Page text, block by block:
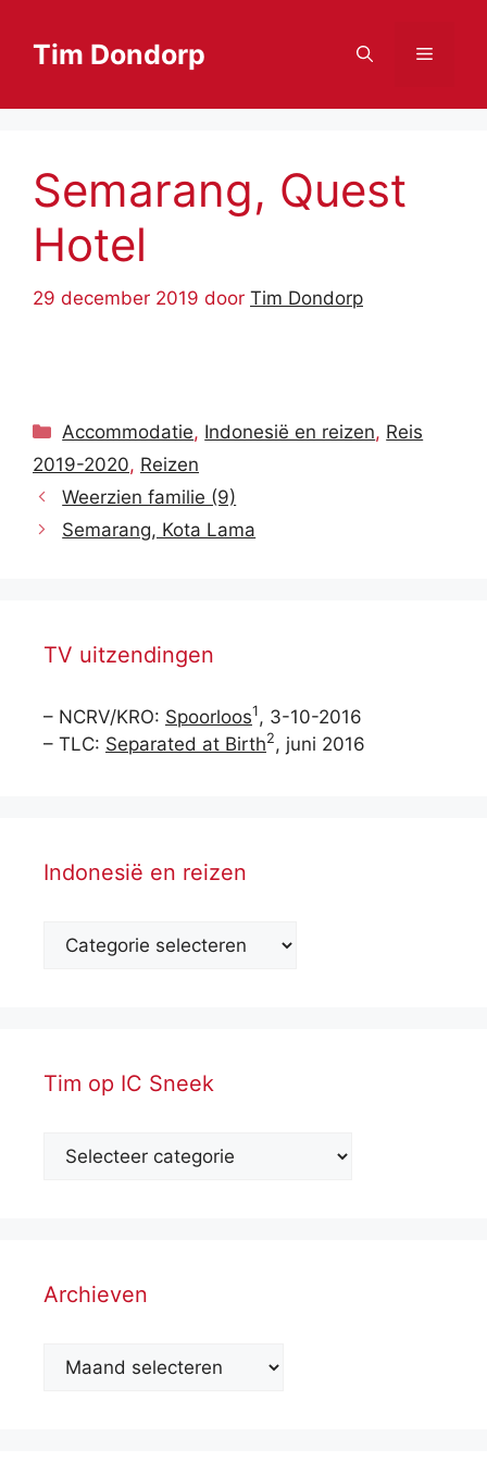
naarTim Dondorp Menu
Semarang, Quest
Hotel
29 december 2019 door Tim Dondorp
Categorieën
Accommodatie, Indonesië en reizen, Reis
2019-2020, Reizen
Weerzien familie (9)
Semarang, Kota Lama
TV uitzendingen
– NCRV/KRO: Spoorloos1, 3-10-2016
– TLC: Separated at Birth2, juni 2016
Indonesië en reizen
Tim op IC Sneek
Archieven
Archieven